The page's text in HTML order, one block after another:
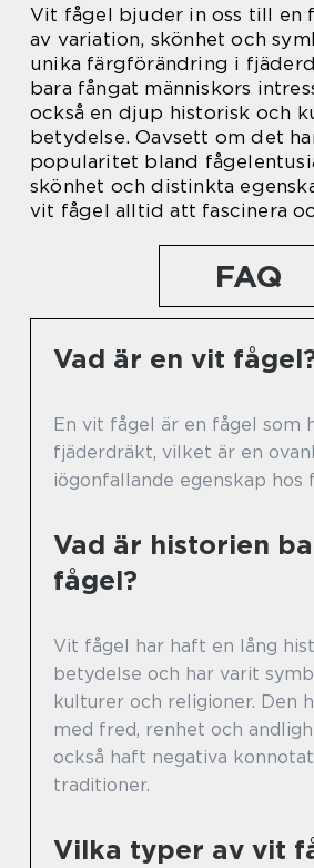
Vit fågel bjuder in oss till en
av variation, skönhet och
unika färgförändring i
bara fångat människors
också en djup historisk och
betydelse. Oavsett om det
popularitet bland
skönhet och distinkta
vit fågel alltid att fascinera
FAQ
Vad är en vit
En vit fågel är en fågel som
fjäderdräkt, vilket är en
iögonfallande egenskap hos
Vad är historien
fågel?
Vit fågel har haft en lång
betydelse och har varit
kulturer och religioner. Den
med fred, renhet och
också haft negativa
traditioner.
Vilka typer av vit